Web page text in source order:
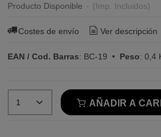
Producto Disponible - (Imp. Incluidos)
Costes de envío Ver descripción
EAN / Cod. Barras: BC-19 • Peso: 0,4
AÑADIR A